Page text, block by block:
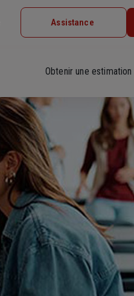
Assistance
Obtenir une estimation